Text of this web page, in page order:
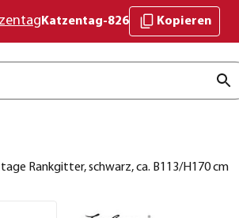
Katzentag-826 Kopieren
Rankgitter, schwarz, ca. B113/H170 cm